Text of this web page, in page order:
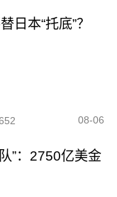
日本“托底”？
08-06
”：2750亿美金